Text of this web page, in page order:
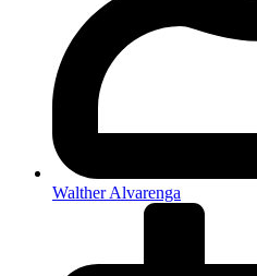
Walther Alvarenga